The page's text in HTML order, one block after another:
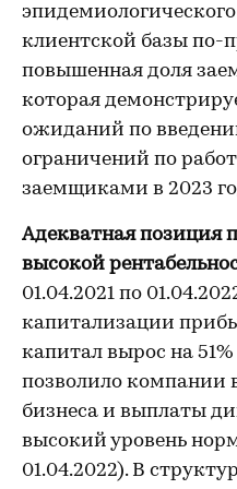
клиентской базы по-
повышенная доля
которая
ожиданий по
ограничений по
заемщиками в 2023
Адекватная позиция
высокой
01.04.2021 по
капитализации
капитал вырос на
позволило компании
бизнеса и выплаты
высокий уровень
01.04.2022). В